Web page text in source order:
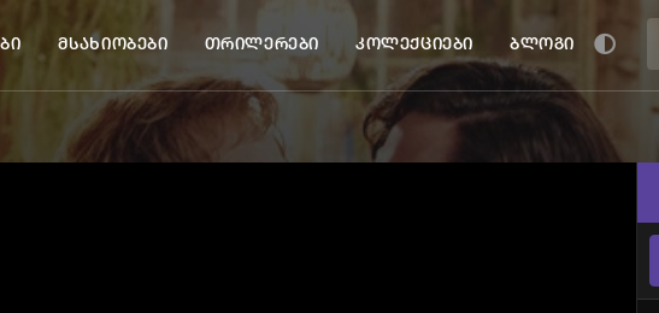
მსახიობები თრილერები კოლექციები ბლოგი